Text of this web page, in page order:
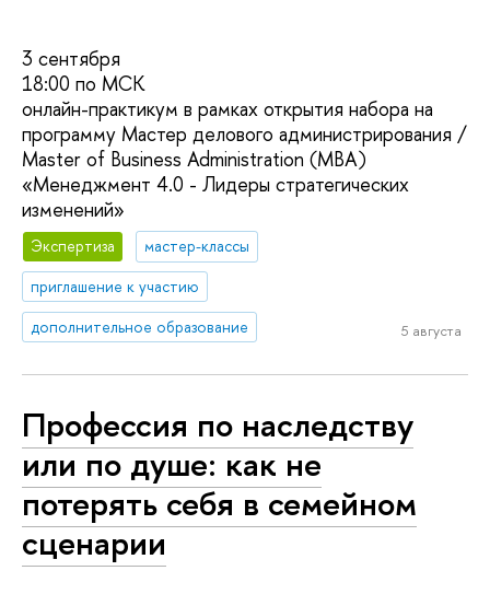
3 сентября
18:00 по МСК
онлайн-практикум в рамках открытия набора на
программу Мастер делового администрирования /
Master of Business Administration (MBA)
«Менеджмент 4.0 - Лидеры стратегических
изменений»
Экспертиза
мастер-классы
приглашение к участию
дополнительное образование
5 августа
Профессия по наследству
или по душе: как не
потерять себя в семейном
сценарии